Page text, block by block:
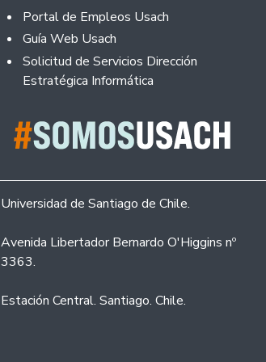
Portal de Empleos Usach
Guía Web Usach
Solicitud de Servicios Dirección
Estratégica Informática
Universidad de Santiago de Chile.
Avenida Libertador Bernardo O'Higgins nº
3363.
Estación Central. Santiago. Chile.